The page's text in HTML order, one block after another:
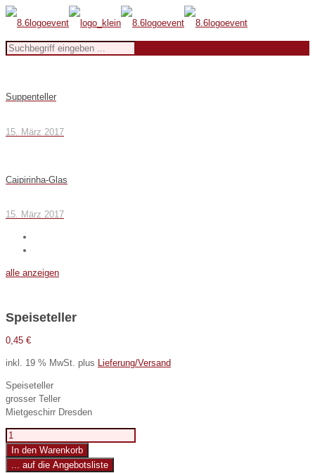
Suppenteller
15. März 2017
Caipirinha-Glas
15. März 2017
alle anzeigen
Speiseteller
0,45 €
inkl. 19 % MwSt. plus Lieferung/Versand
Speiseteller
grosser Teller
Mietgeschirr Dresden
Speiseteller
Menge
In den Warenkorb
... auf die Angebotsliste